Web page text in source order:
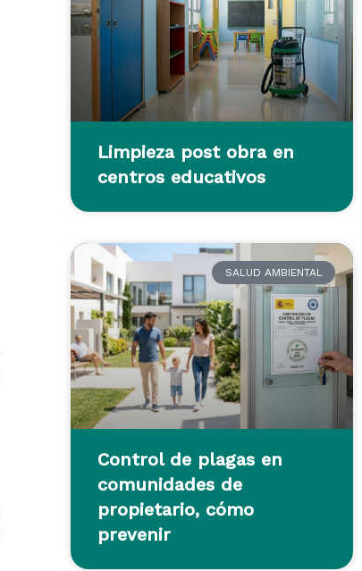
Limpieza post obra en
centros educativos
SALUD AMBIENTAL
Control de plagas en
comunidades de
propietario, cómo
prevenir